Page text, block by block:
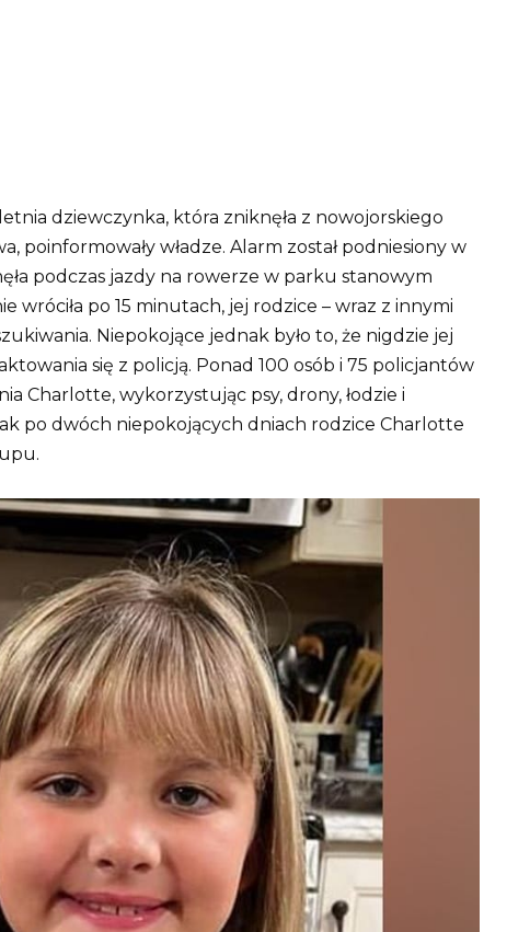
dziewczynka, która zniknęła z nowojorskiego
poinformowały władze. Alarm został podniesiony w
podczas jazdy na rowerze w parku stanowym
wróciła po 15 minutach, jej rodzice – wraz z innymi
Niepokojące jednak było to, że nigdzie jej
się z policją. Ponad 100 osób i 75 policjantów
Charlotte, wykorzystując psy, drony, łodzie i
po dwóch niepokojących dniach rodzice Charlotte